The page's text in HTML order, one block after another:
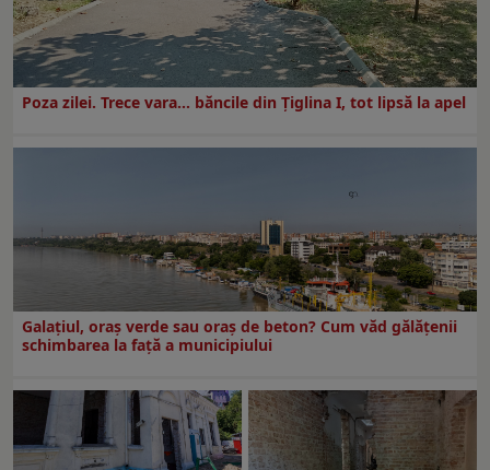
Poza zilei. Trece vara… băncile din Ţiglina I, tot lipsă la apel
Galațiul, oraș verde sau oraș de beton? Cum văd gălățenii
schimbarea la față a municipiului